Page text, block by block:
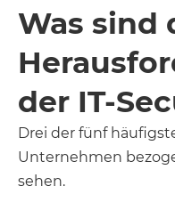
Was sind
der IT-
Drei der fünf
Unternehmen
sehen.